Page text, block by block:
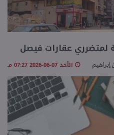
لمتضرري عقارات فيصل
إبراهيم الأحد 07-06-2026 07:27 مـ